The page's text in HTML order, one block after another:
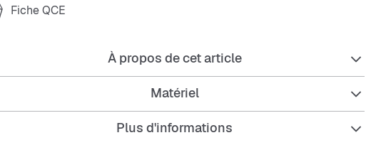
Fiche QCE
À propos de cet article
Matériel
Plus d'informations